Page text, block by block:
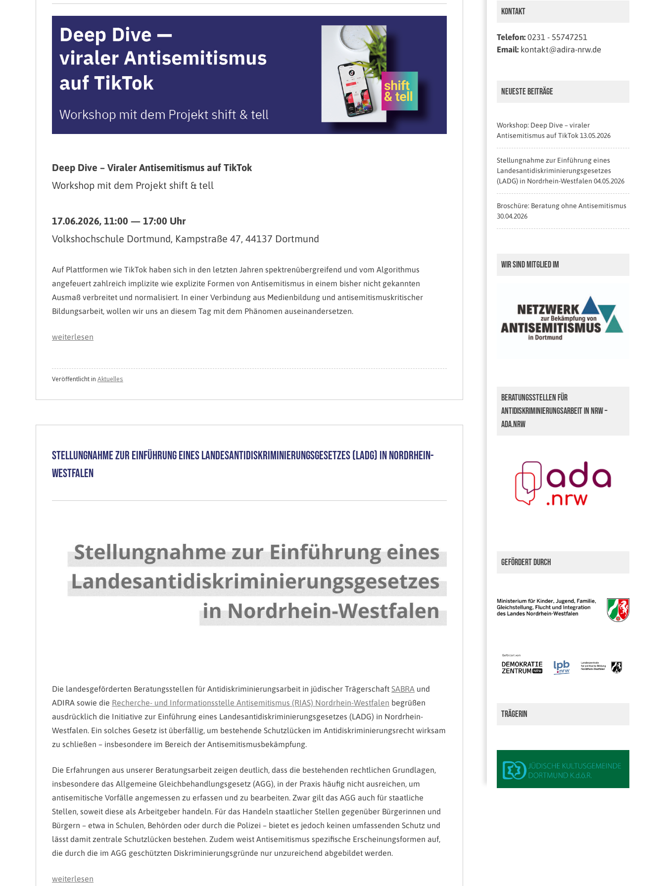
Deep Dive – Viraler Antisemitismus auf TikTok
Workshop mit dem Projekt shift & tell
17.06.2026, 11:00 — 17:00 Uhr
Volkshochschule Dortmund, Kampstraße 47, 44137 Dortmund
Auf Plattformen wie TikTok haben sich in den letzten Jahren spektrenübergreifend und vom Algorithmus
angefeuert zahlreich implizite wie explizite Formen von Antisemitismus in einem bisher nicht gekannten
Ausmaß verbreitet und normalisiert. In einer Verbindung aus Medienbildung und antisemitismuskritischer
Bildungsarbeit, wollen wir uns an diesem Tag mit dem Phänomen auseinandersetzen.
„Workshop:
–
weiterlesen
Veröffentlicht in Aktuelles
Stellungnahme zur Einführung eines Landesantidiskriminierungsgesetzes (LADG) in Nordrhein-
Westfalen
Die landesgeförderten Beratungsstellen für Antidiskriminierungsarbeit in jüdischer Trägerschaft SABRA und
ADIRA sowie die Recherche- und Informationsstelle Antisemitismus (RIAS) Nordrhein-Westfalen begrüßen
ausdrücklich die Initiative zur Einführung eines Landesantidiskriminierungsgesetzes (LADG) in Nordrhein-
Westfalen. Ein solches Gesetz ist überfällig, um bestehende Schutzlücken im Antidiskriminierungsrecht wirksam
zu schließen – insbesondere im Bereich der Antisemitismusbekämpfung.
Die Erfahrungen aus unserer Beratungsarbeit zeigen deutlich, dass die bestehenden rechtlichen Grundlagen,
insbesondere das Allgemeine Gleichbehandlungsgesetz (AGG), in der Praxis häufig nicht ausreichen, um
antisemitische Vorfälle angemessen zu erfassen und zu bearbeiten. Zwar gilt das AGG auch für staatliche
Stellen, soweit diese als Arbeitgeber handeln. Für das Handeln staatlicher Stellen gegenüber Bürgerinnen und
Bürgern – etwa in Schulen, Behörden oder durch die Polizei – bietet es jedoch keinen umfassenden Schutz und
lässt damit zentrale Schutzlücken bestehen. Zudem weist Antisemitismus spezifische Erscheinungsformen auf,
die durch die im AGG geschützten Diskriminierungsgründe nur unzureichend abgebildet werden.
„Stellungnahme
weiterlesen
Kontakt
Telefon: 0231 - 55747251
Email: kontakt@adira-nrw.de
Neueste Beiträge
Workshop: Deep Dive – viraler
Antisemitismus auf TikTok13.05.2026
Stellungnahme zur Einführung eines
Landesantidiskriminierungsgesetzes
(LADG) in Nordrhein-Westfalen 04.05.2026
Broschüre: Beratung ohne Antisemitismus
30.04.2026
Wir sind Mitglied im
Beratungsstellen für
Antidiskriminierungsarbeit in NRW –
ada.nrw
Gefördert durch
Trägerin